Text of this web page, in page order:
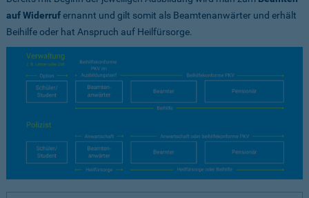
auf Widerrufernannt und gilt somit als Beamtenanwärter und erhält
Beihilfe oder hat Anspruch auf Heilfürsorge.